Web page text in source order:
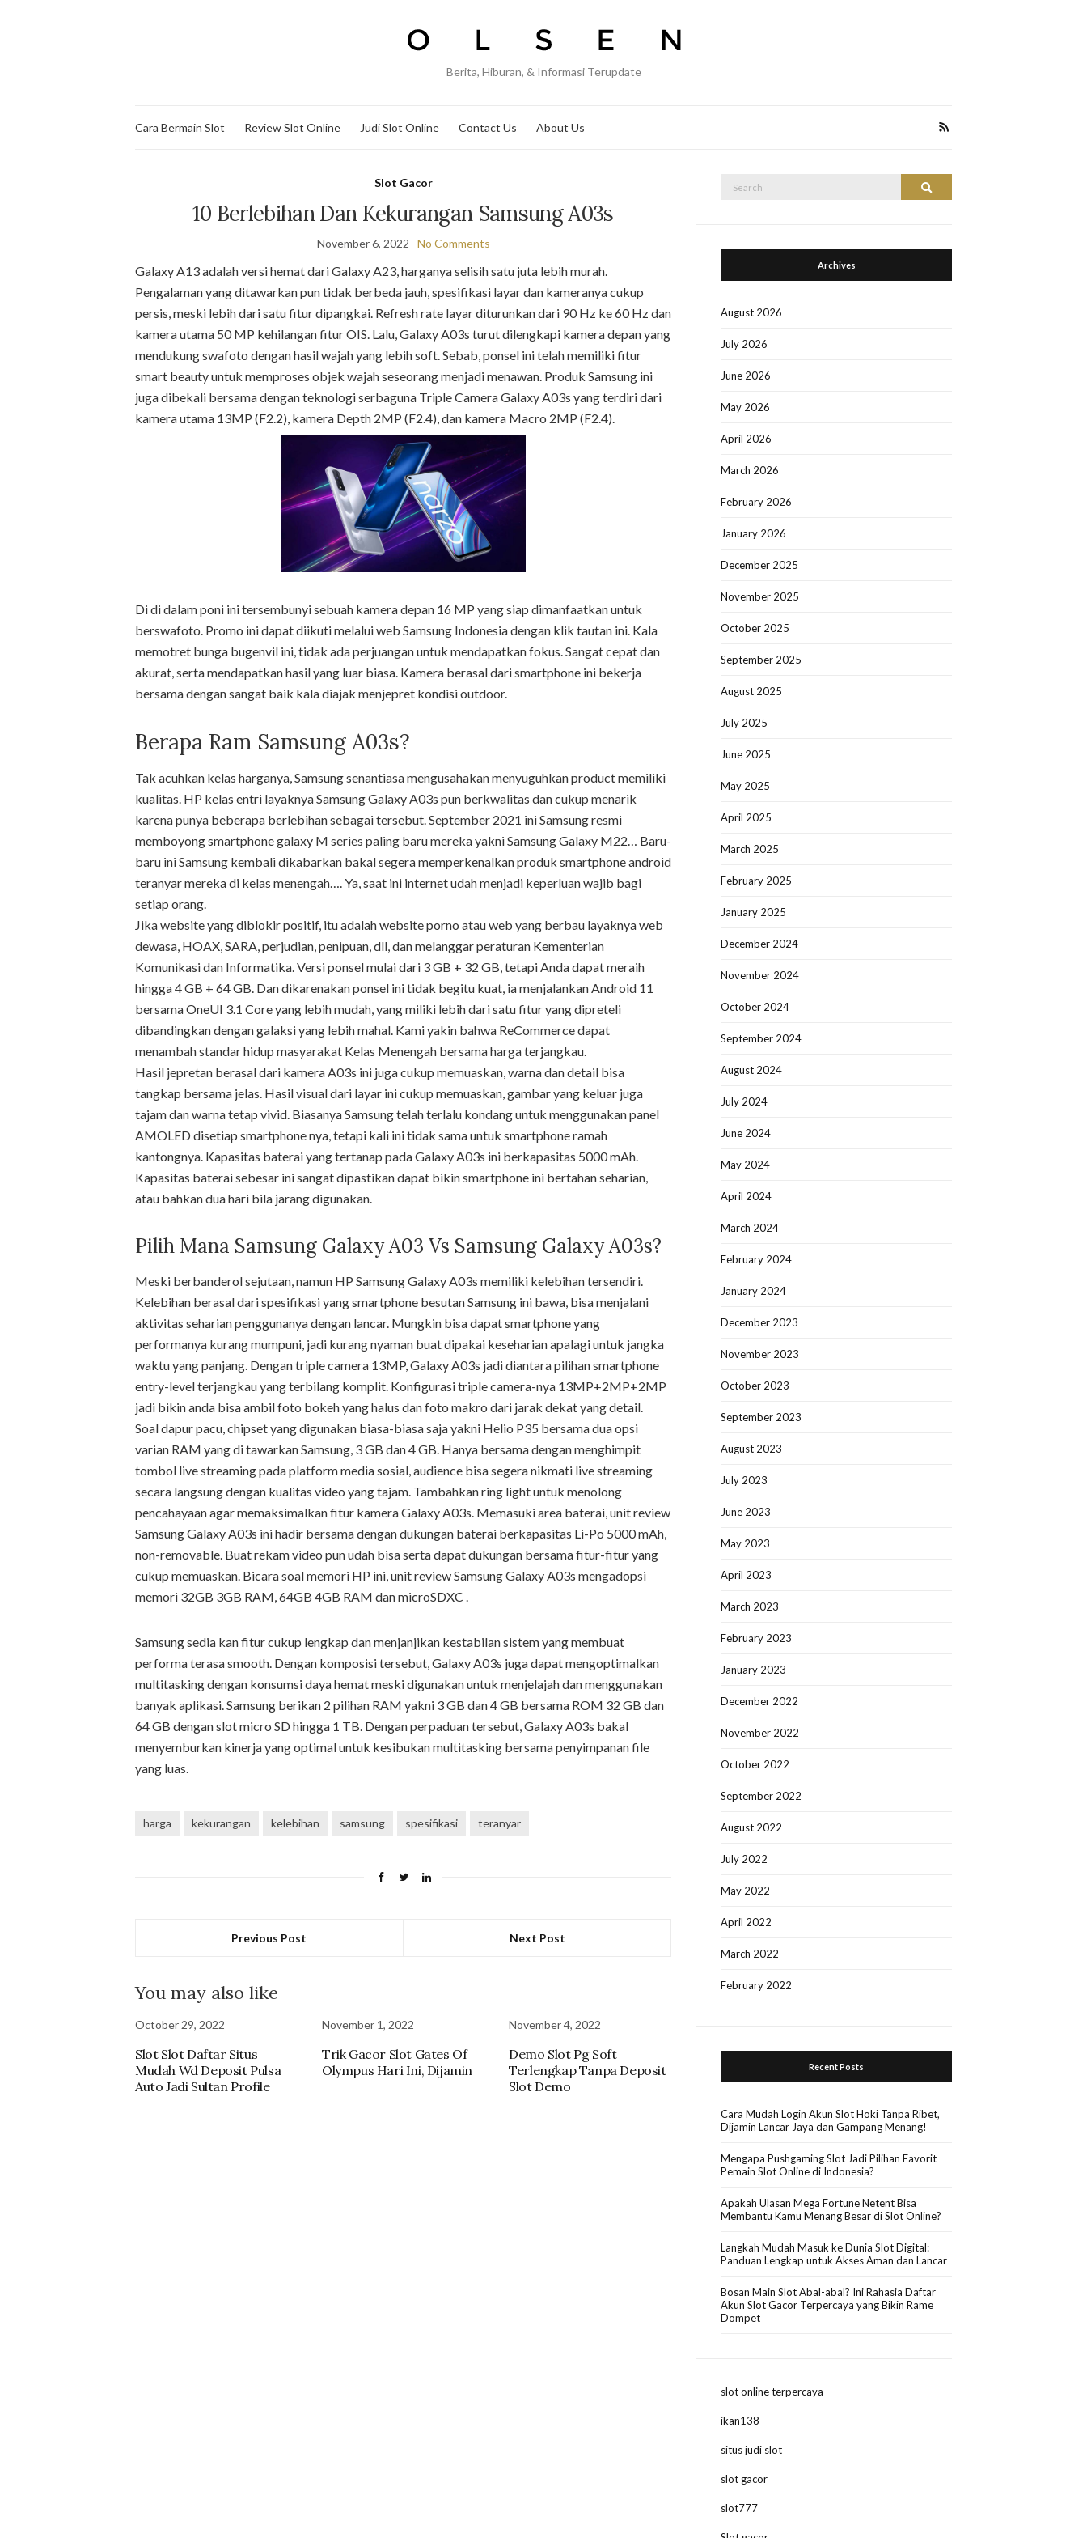
Berita, Hiburan, & Informasi Terupdate
Cara Bermain Slot Review Slot Online Judi Slot Online Contact Us About Us
Slot Gacor
10 Berlebihan Dan Kekurangan Samsung A03s
November 6, 2022 No Comments
Galaxy A13 adalah versi hemat dari Galaxy A23, harganya selisih satu juta lebih murah.
Pengalaman yang ditawarkan pun tidak berbeda jauh, spesifikasi layar dan kameranya cukup
persis, meski lebih dari satu fitur dipangkai. Refresh rate layar diturunkan dari 90 Hz ke 60 Hz dan
kamera utama 50 MP kehilangan fitur OIS. Lalu, Galaxy A03s turut dilengkapi kamera depan yang
mendukung swafoto dengan hasil wajah yang lebih soft. Sebab, ponsel ini telah memiliki fitur
smart beauty untuk memproses objek wajah seseorang menjadi menawan. Produk Samsung ini
juga dibekali bersama dengan teknologi serbaguna Triple Camera Galaxy A03s yang terdiri dari
kamera utama 13MP (F2.2), kamera Depth 2MP (F2.4), dan kamera Macro 2MP (F2.4).
Di di dalam poni ini tersembunyi sebuah kamera depan 16 MP yang siap dimanfaatkan untuk
berswafoto. Promo ini dapat diikuti melalui web Samsung Indonesia dengan klik tautan ini. Kala
memotret bunga bugenvil ini, tidak ada perjuangan untuk mendapatkan fokus. Sangat cepat dan
akurat, serta mendapatkan hasil yang luar biasa. Kamera berasal dari smartphone ini bekerja
bersama dengan sangat baik kala diajak menjepret kondisi outdoor.
Berapa Ram Samsung A03s?
Tak acuhkan kelas harganya, Samsung senantiasa mengusahakan menyuguhkan product memiliki
kualitas. HP kelas entri layaknya Samsung Galaxy A03s pun berkwalitas dan cukup menarik
karena punya beberapa berlebihan sebagai tersebut. September 2021 ini Samsung resmi
memboyong smartphone galaxy M series paling baru mereka yakni Samsung Galaxy M22… Baru-
baru ini Samsung kembali dikabarkan bakal segera memperkenalkan produk smartphone android
teranyar mereka di kelas menengah…. Ya, saat ini internet udah menjadi keperluan wajib bagi
setiap orang.
Jika website yang diblokir positif, itu adalah website porno atau web yang berbau layaknya web
dewasa, HOAX, SARA, perjudian, penipuan, dll, dan melanggar peraturan Kementerian
Komunikasi dan Informatika. Versi ponsel mulai dari 3 GB + 32 GB, tetapi Anda dapat meraih
hingga 4 GB + 64 GB. Dan dikarenakan ponsel ini tidak begitu kuat, ia menjalankan Android 11
bersama OneUI 3.1 Core yang lebih mudah, yang miliki lebih dari satu fitur yang dipreteli
dibandingkan dengan galaksi yang lebih mahal. Kami yakin bahwa ReCommerce dapat
menambah standar hidup masyarakat Kelas Menengah bersama harga terjangkau.
Hasil jepretan berasal dari kamera A03s ini juga cukup memuaskan, warna dan detail bisa
tangkap bersama jelas. Hasil visual dari layar ini cukup memuaskan, gambar yang keluar juga
tajam dan warna tetap vivid. Biasanya Samsung telah terlalu kondang untuk menggunakan panel
AMOLED disetiap smartphone nya, tetapi kali ini tidak sama untuk smartphone ramah
kantongnya. Kapasitas baterai yang tertanap pada Galaxy A03s ini berkapasitas 5000 mAh.
Kapasitas baterai sebesar ini sangat dipastikan dapat bikin smartphone ini bertahan seharian,
atau bahkan dua hari bila jarang digunakan.
Pilih Mana Samsung Galaxy A03 Vs Samsung Galaxy A03s?
Meski berbanderol sejutaan, namun HP Samsung Galaxy A03s memiliki kelebihan tersendiri.
Kelebihan berasal dari spesifikasi yang smartphone besutan Samsung ini bawa, bisa menjalani
aktivitas seharian penggunanya dengan lancar. Mungkin bisa dapat smartphone yang
performanya kurang mumpuni, jadi kurang nyaman buat dipakai keseharian apalagi untuk jangka
waktu yang panjang. Dengan triple camera 13MP, Galaxy A03s jadi diantara pilihan smartphone
entry-level terjangkau yang terbilang komplit. Konfigurasi triple camera-nya 13MP+2MP+2MP
jadi bikin anda bisa ambil foto bokeh yang halus dan foto makro dari jarak dekat yang detail.
Soal dapur pacu, chipset yang digunakan biasa-biasa saja yakni Helio P35 bersama dua opsi
varian RAM yang di tawarkan Samsung, 3 GB dan 4 GB. Hanya bersama dengan menghimpit
tombol live streaming pada platform media sosial, audience bisa segera nikmati live streaming
secara langsung dengan kualitas video yang tajam. Tambahkan ring light untuk menolong
pencahayaan agar memaksimalkan fitur kamera Galaxy A03s. Memasuki area baterai, unit review
Samsung Galaxy A03s ini hadir bersama dengan dukungan baterai berkapasitas Li-Po 5000 mAh,
non-removable. Buat rekam video pun udah bisa serta dapat dukungan bersama fitur-fitur yang
cukup memuaskan. Bicara soal memori HP ini, unit review Samsung Galaxy A03s mengadopsi
memori 32GB 3GB RAM, 64GB 4GB RAM dan microSDXC .
Samsung sedia kan fitur cukup lengkap dan menjanjikan kestabilan sistem yang membuat
performa terasa smooth. Dengan komposisi tersebut, Galaxy A03s juga dapat mengoptimalkan
multitasking dengan konsumsi daya hemat meski digunakan untuk menjelajah dan menggunakan
banyak aplikasi. Samsung berikan 2 pilihan RAM yakni 3 GB dan 4 GB bersama ROM 32 GB dan
64 GB dengan slot micro SD hingga 1 TB. Dengan perpaduan tersebut, Galaxy A03s bakal
menyemburkan kinerja yang optimal untuk kesibukan multitasking bersama penyimpanan file
yang luas.
harga kekurangan kelebihan samsung spesifikasi teranyar
Previous Post Next Post
You may also like
October 29, 2022
Slot Slot Daftar Situs
Mudah Wd Deposit Pulsa
Auto Jadi Sultan Profile
November 1, 2022
Trik Gacor Slot Gates Of
Olympus Hari Ini, Dijamin
November 4, 2022
Demo Slot Pg Soft
Terlengkap Tanpa Deposit
Slot Demo
Search
Archives
August 2026
July 2026
June 2026
May 2026
April 2026
March 2026
February 2026
January 2026
December 2025
November 2025
October 2025
September 2025
August 2025
July 2025
June 2025
May 2025
April 2025
March 2025
February 2025
January 2025
December 2024
November 2024
October 2024
September 2024
August 2024
July 2024
June 2024
May 2024
April 2024
March 2024
February 2024
January 2024
December 2023
November 2023
October 2023
September 2023
August 2023
July 2023
June 2023
May 2023
April 2023
March 2023
February 2023
January 2023
December 2022
November 2022
October 2022
September 2022
August 2022
July 2022
May 2022
April 2022
March 2022
February 2022
Recent Posts
Cara Mudah Login Akun Slot Hoki Tanpa Ribet,
Dijamin Lancar Jaya dan Gampang Menang!
Mengapa Pushgaming Slot Jadi Pilihan Favorit
Pemain Slot Online di Indonesia?
Apakah Ulasan Mega Fortune Netent Bisa
Membantu Kamu Menang Besar di Slot Online?
Langkah Mudah Masuk ke Dunia Slot Digital:
Panduan Lengkap untuk Akses Aman dan Lancar
Bosan Main Slot Abal-abal? Ini Rahasia Daftar
Akun Slot Gacor Terpercaya yang Bikin Rame
Dompet
slot online terpercaya
ikan138
situs judi slot
slot gacor
slot777